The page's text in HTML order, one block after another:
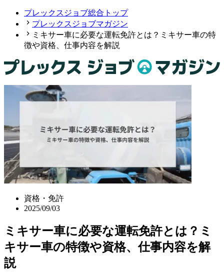
プレックスジョブ総合トップ
プレックスジョブマガジン
ミキサー車に必要な運転免許とは？ミキサー車の特
徴や資格、仕事内容を解説
資格・免許
2025/09/03
ミキサー車に必要な運転免許とは？ミ
キサー車の特徴や資格、仕事内容を解
説